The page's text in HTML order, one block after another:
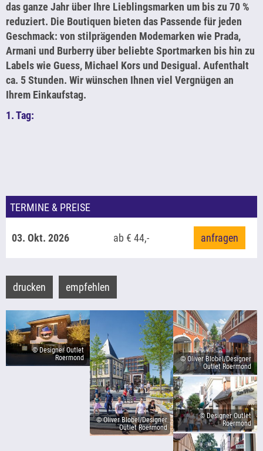
das ganze Jahr über Ihre Lieblingsmarken um bis zu 70 %
reduziert. Die Boutiquen bieten das Passende für jeden
Geschmack: von stilprägenden Modemarken wie Prada,
Armani und Burberry über beliebte Sportmarken bis hin zu
Labels wie Guess, Michael Kors und Desigual. Aufenthalt
ca. 5 Stunden. Wir wünschen Ihnen viel Vergnügen an
Ihrem Einkaufstag.
1. Tag:
TERMINE & PREISE
03. Okt. 2026 ab € 44,- anfragen
drucken empfehlen
© Designer Outlet
Roermond
© Oliver Blobel/Designer
Outlet Roermond
© Oliver Blobel/Designer
Outlet Roermond
© Designer Outlet
Roermond